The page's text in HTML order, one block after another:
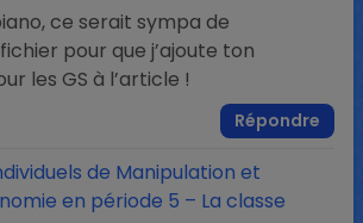
ce serait sympa de
pour que j’ajoute ton
les GS à l’article !
Répondre
de Manipulation et
en période 5 – La classe